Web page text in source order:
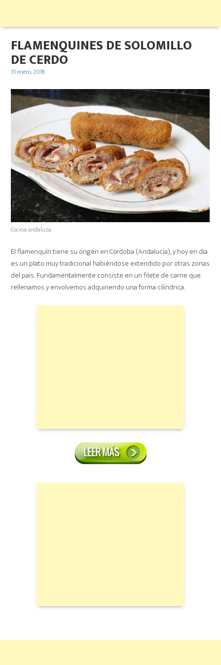
FLAMENQUINES DE SOLOMILLO
DE CERDO
Posted
31 enero, 2018
Cocina andaluza
El flamenquín tiene su origen en Córdoba (Andalucía), y hoy en día
es un plato muy tradicional habiéndose extendido por otras zonas
del país. Fundamentalmente consiste en un filete de carne que
rellenamos y envolvemos adquiriendo una forma cilíndrica.